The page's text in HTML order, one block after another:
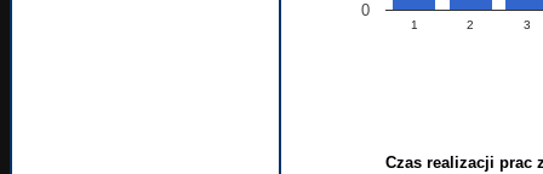
1 2 3
0
Czas realizacji prac